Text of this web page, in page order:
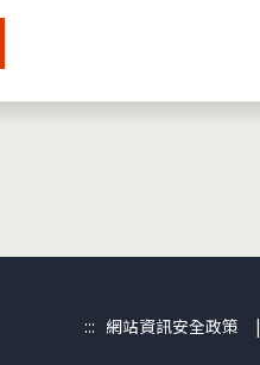
::: 網站資訊安全政策